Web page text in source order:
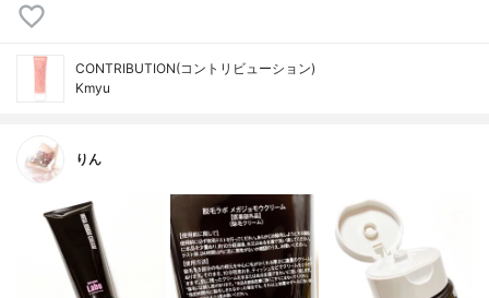
CONTRIBUTION(コントリビューション)
Kmyu
りん